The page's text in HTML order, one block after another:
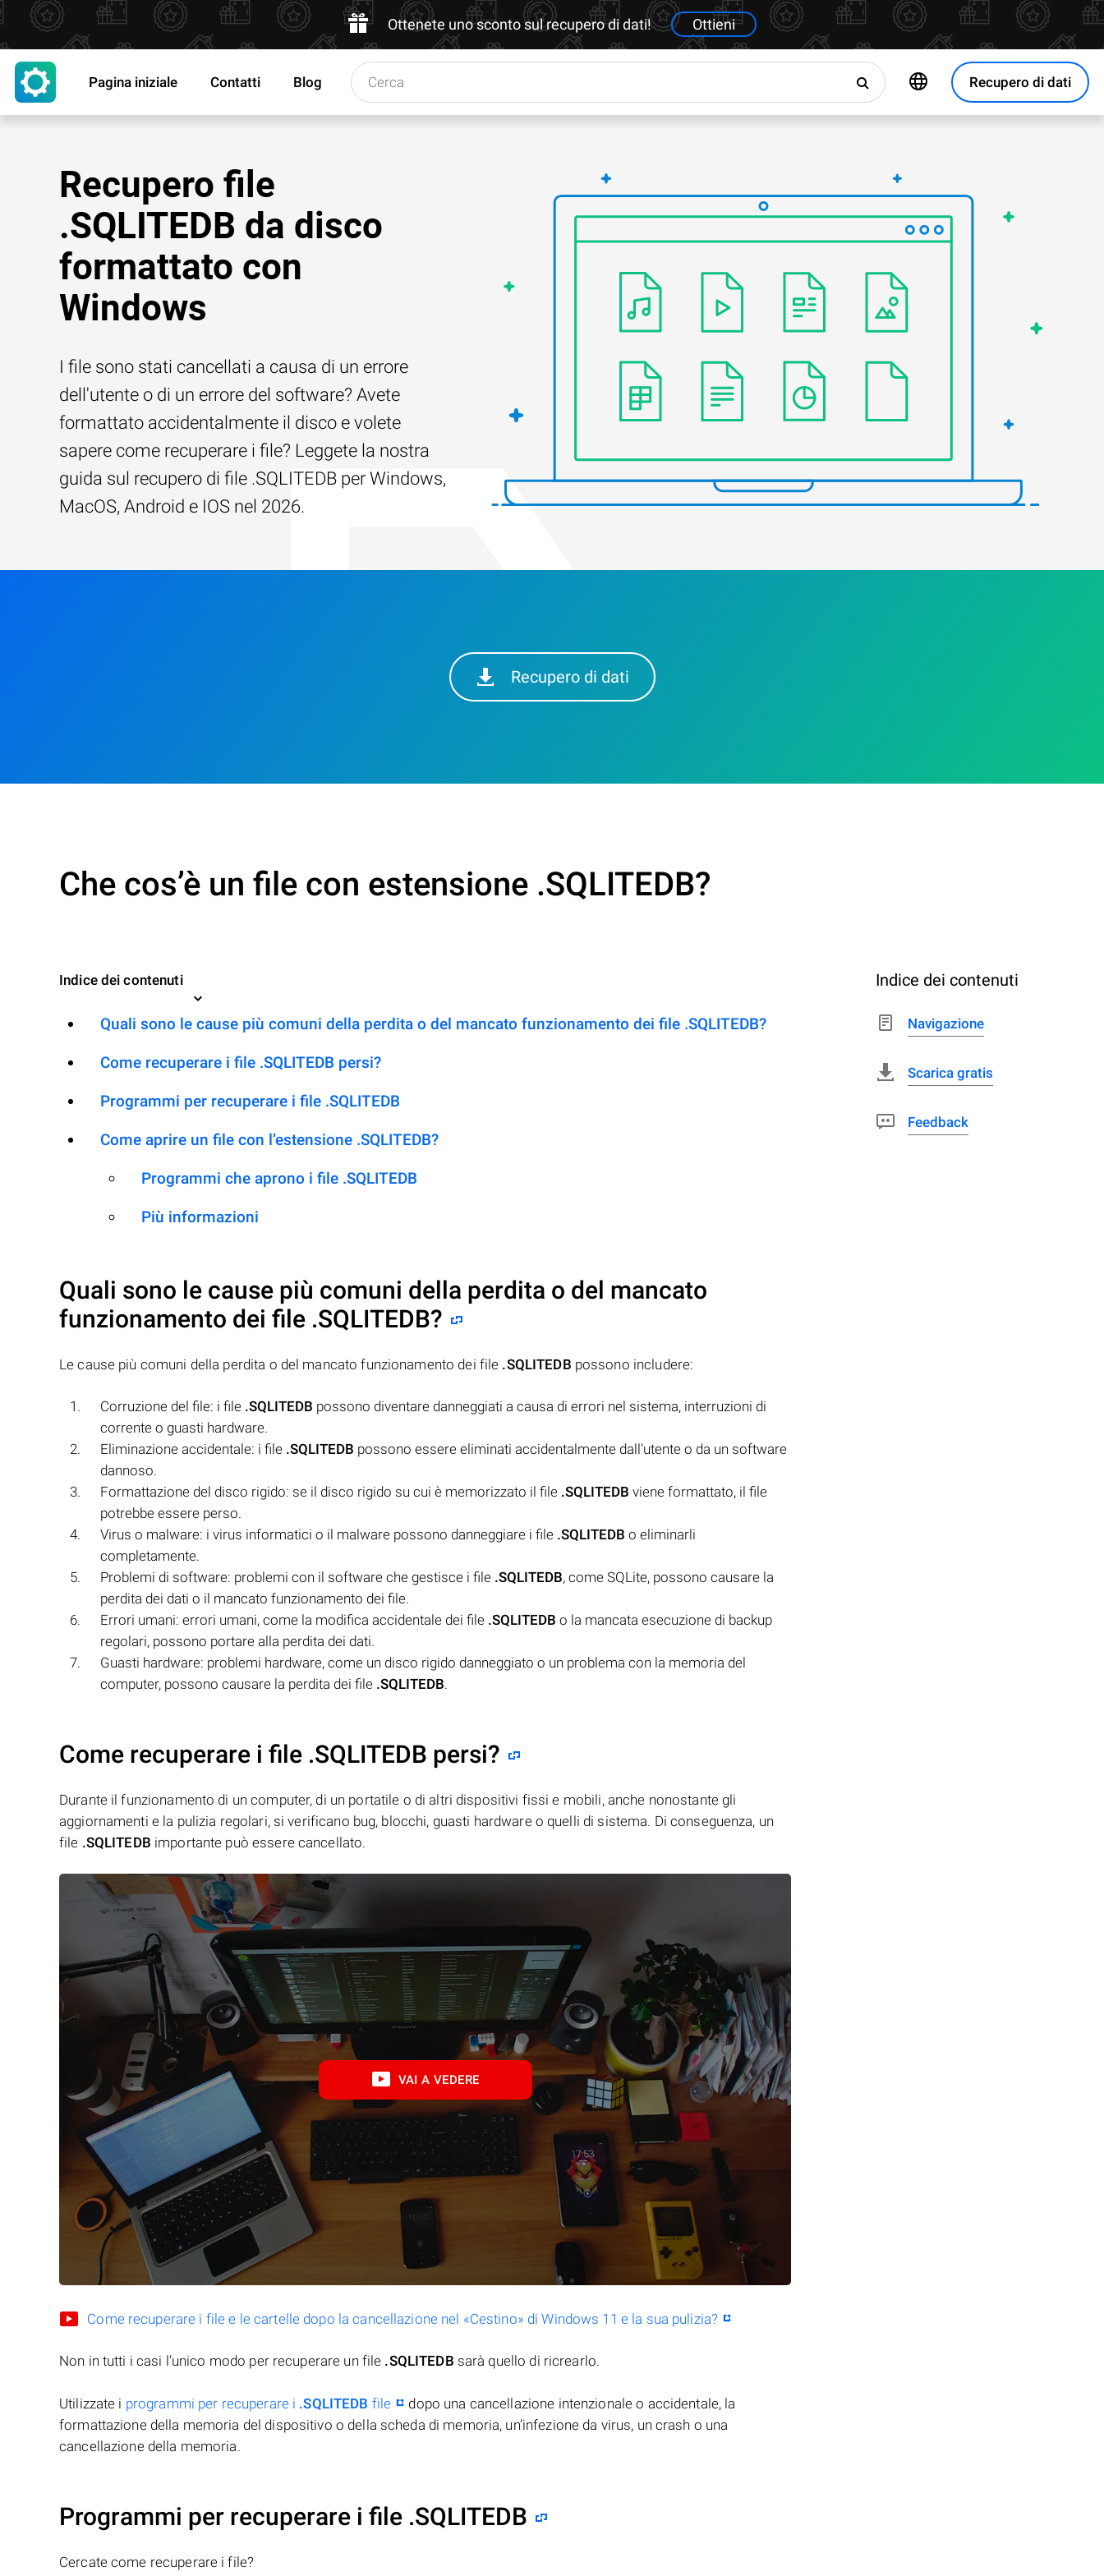
Ottenete uno sconto sul recupero di dati! Ottieni
Recupero di dati
Pagina iniziale Contatti Blog
Recupero file
.SQLITEDB da disco
formattato con
Windows
I file sono stati cancellati a causa di un errore
dell'utente o di un errore del software? Avete
formattato accidentalmente il disco e volete
sapere come recuperare i file? Leggete la nostra
guida sul recupero di file .SQLITEDB per Windows,
MacOS, Android e IOS nel 2026.
Recupero di dati
Che cos’è un file con estensione .SQLITEDB?
Indice dei contenuti
Quali sono le cause più comuni della perdita o del mancato funzionamento dei file .SQLITEDB?
Come recuperare i file .SQLITEDB persi?
Programmi per recuperare i file .SQLITEDB
Come aprire un file con l’estensione .SQLITEDB?
Programmi che aprono i file .SQLITEDB
Più informazioni
Quali sono le cause più comuni della perdita o del mancato
funzionamento dei file .SQLITEDB?
Le cause più comuni della perdita o del mancato funzionamento dei file .SQLITEDB possono includere:
Corruzione del file: i file .SQLITEDB possono diventare danneggiati a causa di errori nel sistema, interruzioni di
corrente o guasti hardware.
Eliminazione accidentale: i file .SQLITEDB possono essere eliminati accidentalmente dall'utente o da un software
dannoso.
Formattazione del disco rigido: se il disco rigido su cui è memorizzato il file .SQLITEDB viene formattato, il file
potrebbe essere perso.
Virus o malware: i virus informatici o il malware possono danneggiare i file .SQLITEDB o eliminarli
completamente.
Problemi di software: problemi con il software che gestisce i file .SQLITEDB, come SQLite, possono causare la
perdita dei dati o il mancato funzionamento dei file.
Errori umani: errori umani, come la modifica accidentale dei file .SQLITEDB o la mancata esecuzione di backup
regolari, possono portare alla perdita dei dati.
Guasti hardware: problemi hardware, come un disco rigido danneggiato o un problema con la memoria del
computer, possono causare la perdita dei file .SQLITEDB.
Come recuperare i file .SQLITEDB persi?
Durante il funzionamento di un computer, di un portatile o di altri dispositivi fissi e mobili, anche nonostante gli
aggiornamenti e la pulizia regolari, si verificano bug, blocchi, guasti hardware o quelli di sistema. Di conseguenza, un
file .SQLITEDB importante può essere cancellato.
VAI A VEDERE
Come recuperare i file e le cartelle dopo la cancellazione nel «Cestino» di Windows 11 e la sua pulizia?
Non in tutti i casi l’unico modo per recuperare un file .SQLITEDB sarà quello di ricrearlo.
Utilizzate i programmi per recuperare i .SQLITEDB file
dopo una cancellazione intenzionale o accidentale, la
formattazione della memoria del dispositivo o della scheda di memoria, un’infezione da virus, un crash o una
cancellazione della memoria.
Programmi per recuperare i file .SQLITEDB
Cercate come recuperare i file?
Indice dei contenuti
Navigazione
Scarica gratis
Feedback